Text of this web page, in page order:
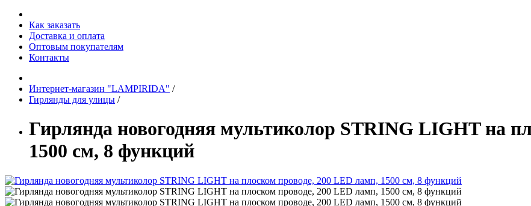
Как заказать
Доставка и оплата
Оптовым покупателям
Контакты
Интернет-магазин "LAMPIRIDA" /
Гирлянды для улицы /
Гирлянда новогодняя мультиколор STRING LIGHT на
1500 см, 8 функций